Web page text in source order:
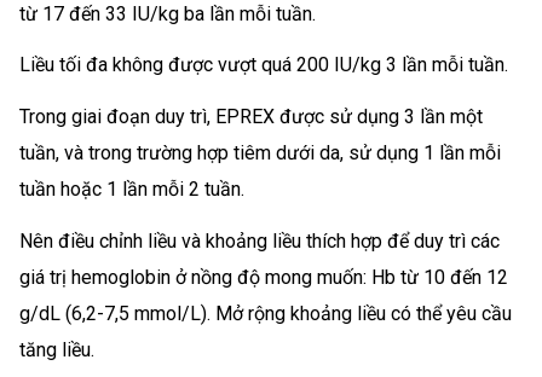
từ 17 đến 33 IU/kg ba lần mỗi tuần.
Liều tối đa không được vượt quá 200 IU/kg 3 lần mỗi tuần.
Trong giai đoạn duy trì, EPREX được sử dụng 3 lần một
tuần, và trong trường hợp tiêm dưới da, sử dụng 1 lần mỗi
tuần hoặc 1 lần mỗi 2 tuần.
Nên điều chỉnh liều và khoảng liều thích hợp để duy trì các
giá trị hemoglobin ở nồng độ mong muốn: Hb từ 10 đến 12
g/dL (6,2-7,5 mmol/L). Mở rộng khoảng liều có thể yêu cầu
tăng liều.